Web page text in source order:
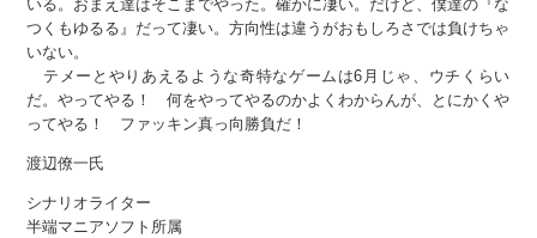
いる。おまえ達はそこまでやった。確かに凄い。だけど、僕達の『な
つくもゆるる』だって凄い。方向性は違うがおもしろさでは負けちゃ
いない。
テメーとやりあえるような奇特なゲームは6月じゃ、ウチくらい
だ。やってやる！ 何をやってやるのかよくわからんが、とにかくや
ってやる！ ファッキン真っ向勝負だ！
渡辺僚一氏
シナリオライター
半端マニアソフト所属